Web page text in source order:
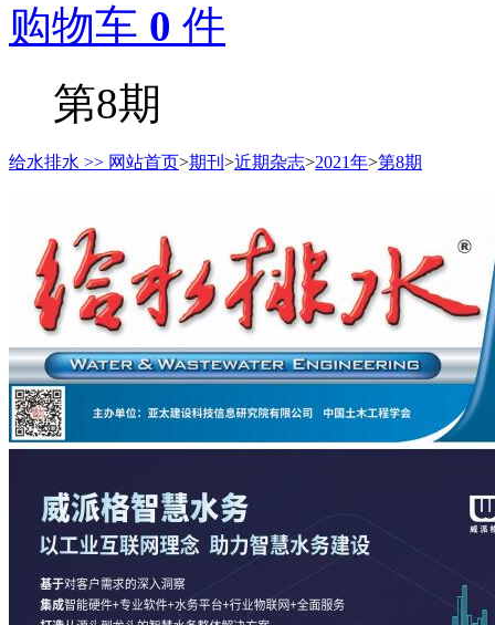
购物车 0 件
第8期
给水排水 >> 网站首页>期刊 >近期杂志>2021年>第8期